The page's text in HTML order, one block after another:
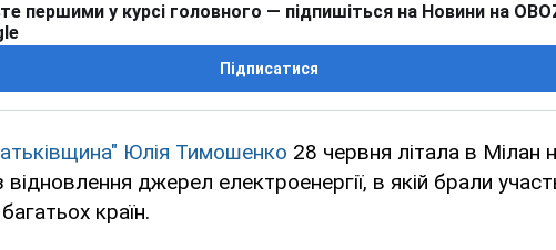
першими у курсі головного — підпишіться на Новини на
Підписатися
Юлія Тимошенко 28 червня літала в Мілан
джерел електроенергії, в якій брали
країн.